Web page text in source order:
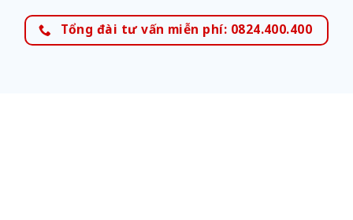
Tổng đài tư vấn miễn phí: 0824.400.400